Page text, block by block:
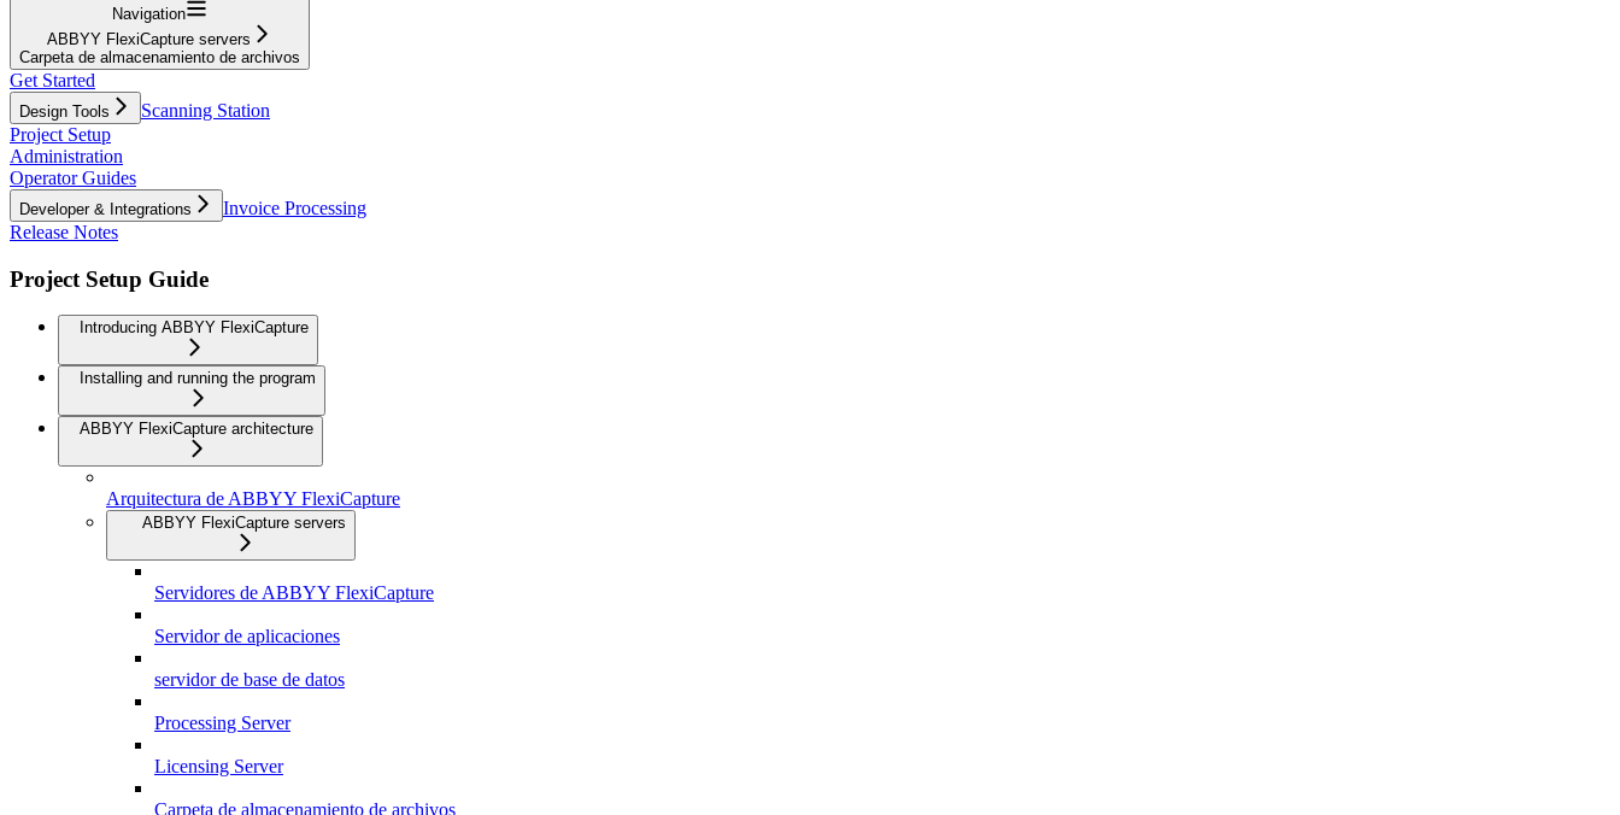
Navigation
ABBYY FlexiCapture servers
Carpeta de almacenamiento de archivos
Get Started
Design Tools
Scanning Station
Project Setup
Administration
Operator Guides
Developer & Integrations
Invoice Processing
Release Notes
Project Setup Guide
Introducing ABBYY FlexiCapture
Installing and running the program
ABBYY FlexiCapture architecture
Arquitectura de ABBYY FlexiCapture
ABBYY FlexiCapture servers
Servidores de ABBYY FlexiCapture
Servidor de aplicaciones
servidor de base de datos
Processing Server
Licensing Server
Carpeta de almacenamiento de archivos